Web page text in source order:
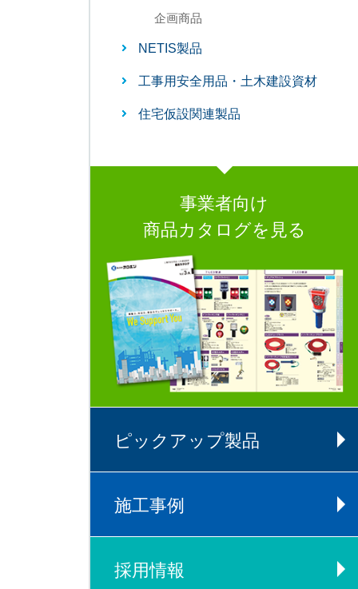
企画商品
NETIS製品
工事用安全用品・土木建設資材
住宅仮設関連製品
事業者向け
商品カタログを見る
ピックアップ製品
施工事例
採用情報